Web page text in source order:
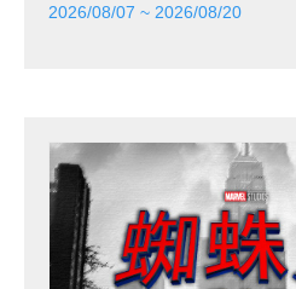
2026/08/07 ~ 2026/08/20